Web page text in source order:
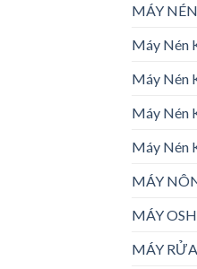
MÁY
Máy Nén
Máy Nén
Máy Nén
Máy Nén
MÁY
MÁY
MÁY